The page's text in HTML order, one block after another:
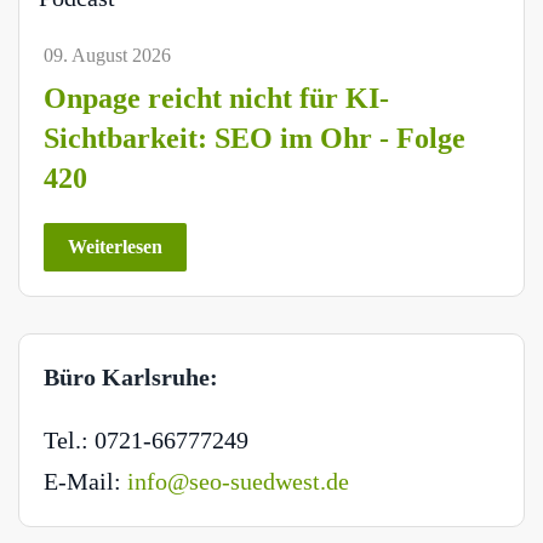
09. August 2026
Onpage reicht nicht für KI-
Sichtbarkeit: SEO im Ohr - Folge
420
Weiterlesen
Büro Karlsruhe:
Tel.: 0721-66777249
E-Mail: info@seo-suedwest.de